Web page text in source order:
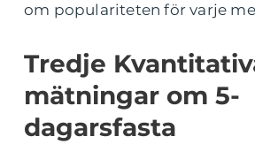
om populariteten för varje
Tredje
mätningar om 5-
dagarsfasta